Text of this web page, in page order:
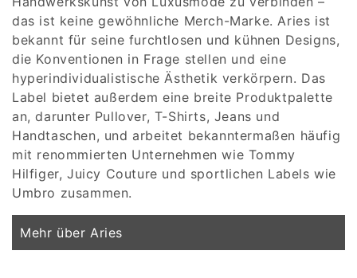
das ist keine gewöhnliche Merch-Marke. Aries ist
bekannt für seine furchtlosen und kühnen Designs,
die Konventionen in Frage stellen und eine
hyperindividualistische Ästhetik verkörpern. Das
Label bietet außerdem eine breite Produktpalette
an, darunter Pullover, T-Shirts, Jeans und
Handtaschen, und arbeitet bekanntermaßen häufig
mit renommierten Unternehmen wie Tommy
Hilfiger, Juicy Couture und sportlichen Labels wie
Umbro zusammen.
Mehr über Aries